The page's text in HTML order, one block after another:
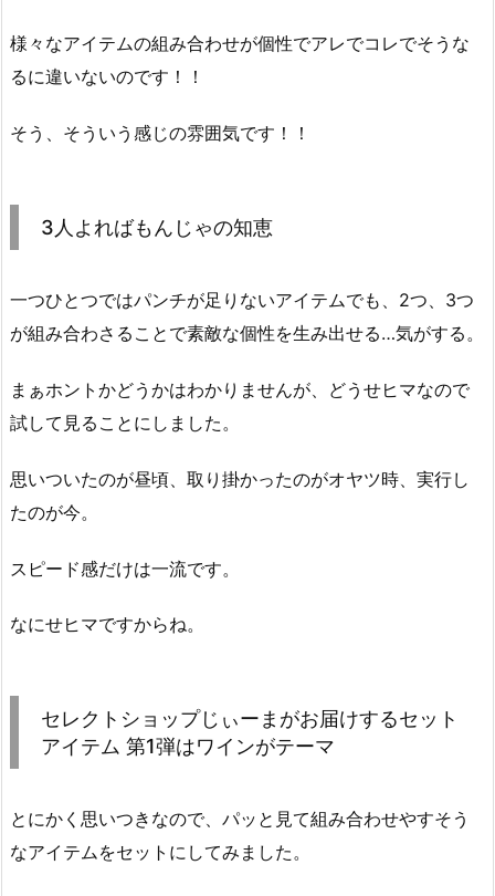
様々なアイテムの組み合わせが個性でアレでコレでそうな
るに違いないのです！！
そう、そういう感じの雰囲気です！！
3人よればもんじゃの知恵
一つひとつではパンチが足りないアイテムでも、2つ、3つ
が組み合わさることで素敵な個性を生み出せる…気がする。
まぁホントかどうかはわかりませんが、どうせヒマなので
試して見ることにしました。
思いついたのが昼頃、取り掛かったのがオヤツ時、実行し
たのが今。
スピード感だけは一流です。
なにせヒマですからね。
セレクトショップじぃーまがお届けするセット
アイテム 第1弾はワインがテーマ
とにかく思いつきなので、パッと見て組み合わせやすそう
なアイテムをセットにしてみました。